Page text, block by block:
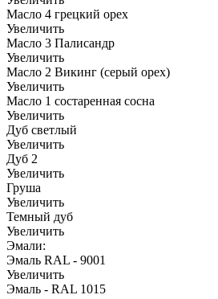
Масло 4 грецкий орех
Увеличить
Масло 3 Палисандр
Увеличить
Масло 2 Викинг (серый орех)
Увеличить
Масло 1 состаренная сосна
Увеличить
Дуб светлый
Увеличить
Дуб 2
Увеличить
Груша
Увеличить
Темный дуб
Увеличить
Эмали:
Эмаль RAL - 9001
Увеличить
Эмаль - RAL 1015